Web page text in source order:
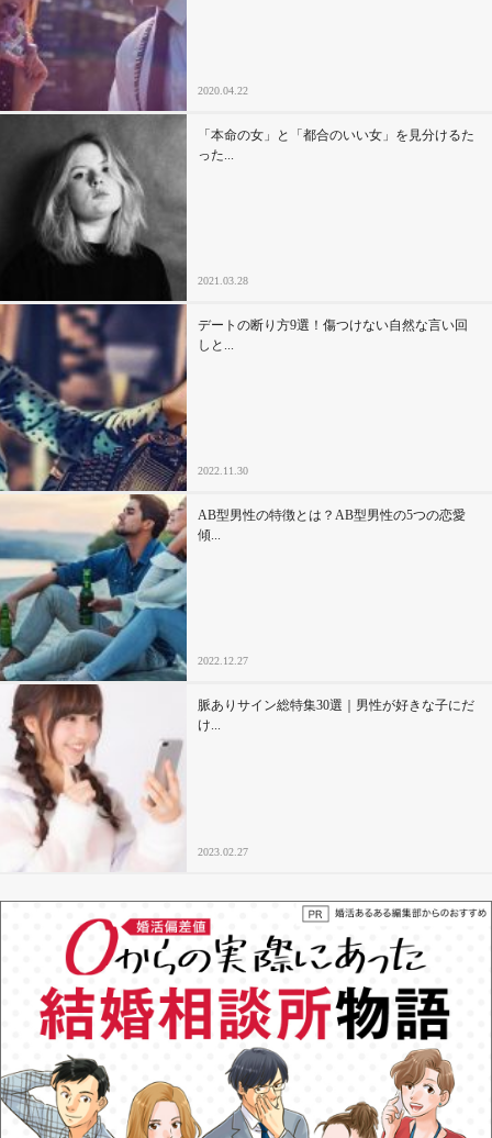
2020.04.22
「本命の女」と「都合のいい女」を見分けるた
った...
2021.03.28
デートの断り方9選！傷つけない自然な言い回
しと...
2022.11.30
AB型男性の特徴とは？AB型男性の5つの恋愛
傾...
2022.12.27
脈ありサイン総特集30選｜男性が好きな子にだ
け...
2023.02.27